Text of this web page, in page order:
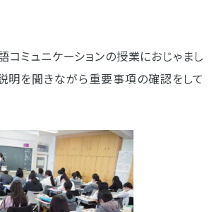
コミュニケーションの授業におじゃまし
明を聞きながら重要事項の確認をして